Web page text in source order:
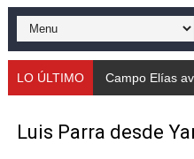
Mérida fortalece su
Gobernación de
Fundecem ofrece taller
LO ÚLTIMO Campo Elías
Luis Parra desde